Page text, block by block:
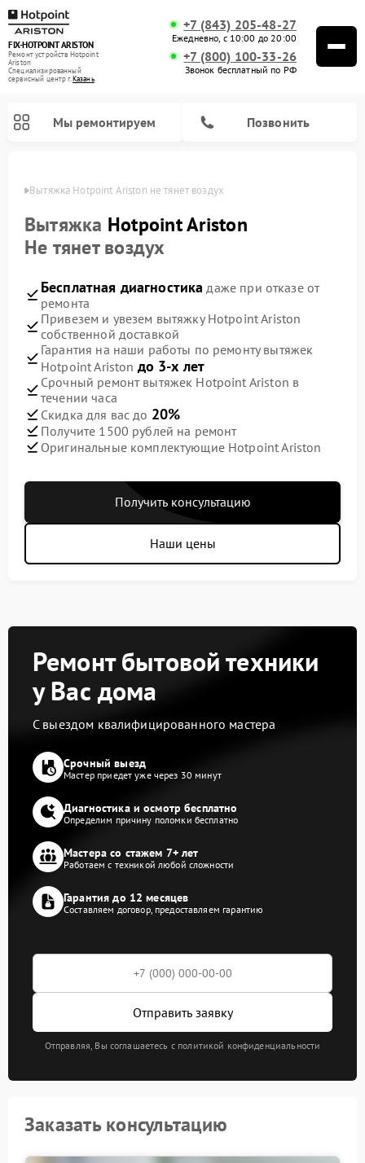
FIX-HOTPOINT ARISTON
Ремонт устройств Hotpoint
Ariston
Специализированный
cервисный центр г.Казань
+7 (843) 205-48-27
Ежедневно, с 10:00 до 20:00
+7 (800) 100-33-26
Звонок бесплатный по РФ
Мы ремонтируем Позвонить
Вытяжка Hotpoint Ariston не тянет воздух
Вытяжка Hotpoint Ariston
Не тянет воздух
Бесплатная диагностика даже при отказе от
ремонта
Привезем и увезем вытяжку Hotpoint Ariston
собственной доставкой
Гарантия на наши работы по ремонту вытяжек
Hotpoint Ariston до 3-х лет
Срочный ремонт вытяжек Hotpoint Ariston в
течении часа
Скидка для вас до 20%
Получите 1500 рублей на ремонт
Оригинальные комплектующие Hotpoint Ariston
Получить консультацию
Наши цены
Ремонт бытовой техники
у Вас дома
С выездом квалифицированного мастера
Срочный выезд
Мастер приедет уже через 30 минут
Диагностика и осмотр бесплатно
Определим причину поломки бесплатно
Мастера со стажем 7+ лет
Работаем с техникой любой сложности
Гарантия до 12 месяцев
Составляем договор, предоставляем гарантию
Отправить заявку
Отправляя, Вы соглашаетесь с политикой конфиденциальности
Заказать консультацию